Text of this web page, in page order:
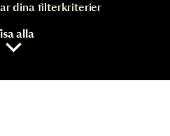
dina filterkriterier
alla